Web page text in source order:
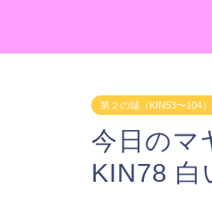
第２の城（KIN53〜104）
今日のマ
KIN78 白